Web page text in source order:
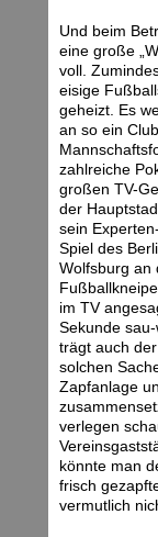
Und beim
eine große
voll.
eisige
geheizt. Es
an so ein
zahlreiche
großen TV-
der
sein
Spiel des
Wolfsburg an
im TV
Sekunde
trägt auch
solchen
Zapfanlage
verlegen
könnte man
frisch
vermutlich